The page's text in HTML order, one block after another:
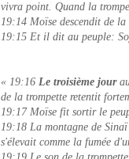
vivra point. Quand la
19:14 Moïse descendit de
19:15 Et il dit au peuple:
« 19:16 Le troisième jour
de la trompette retentit
19:17 Moïse fit sortir le
19:18 La montagne de
s'élevait comme la fumée